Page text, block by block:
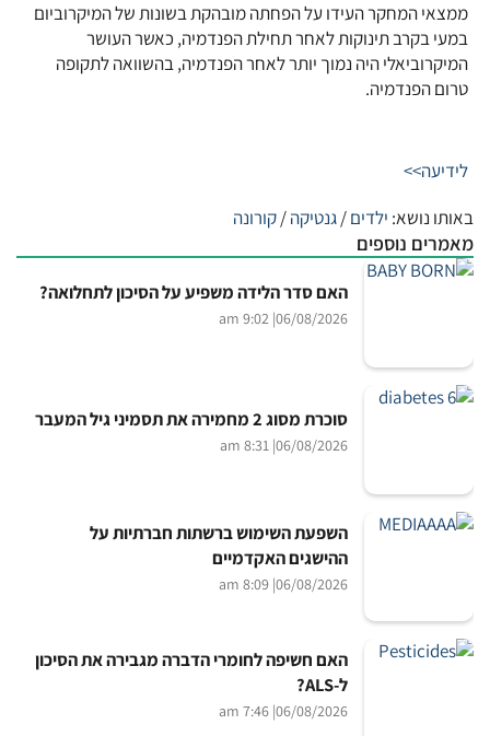
ממצאי המחקר העידו על הפחתה מובהקת בשונות של המיקרוביום
במעי בקרב תינוקות לאחר תחילת הפנדמיה, כאשר העושר
המיקרוביאלי היה נמוך יותר לאחר הפנדמיה, בהשוואה לתקופה
טרום הפנדמיה.
לידיעה>>
באותו נושא: ילדים/גנטיקה/קורונה
מאמרים נוספים
האם סדר הלידה משפיע על הסיכון לתחלואה?
06/08/2026
| 9:02 am
סוכרת מסוג 2 מחמירה את תסמיני גיל המעבר
06/08/2026
| 8:31 am
השפעת השימוש ברשתות חברתיות על
ההישגים האקדמיים
06/08/2026
| 8:09 am
האם חשיפה לחומרי הדברה מגבירה את הסיכון
ל-ALS?
06/08/2026
| 7:46 am